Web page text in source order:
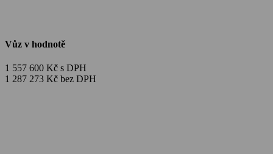
Vůz v hodnotě
1 557 600 Kč s DPH
1 287 273 Kč bez DPH